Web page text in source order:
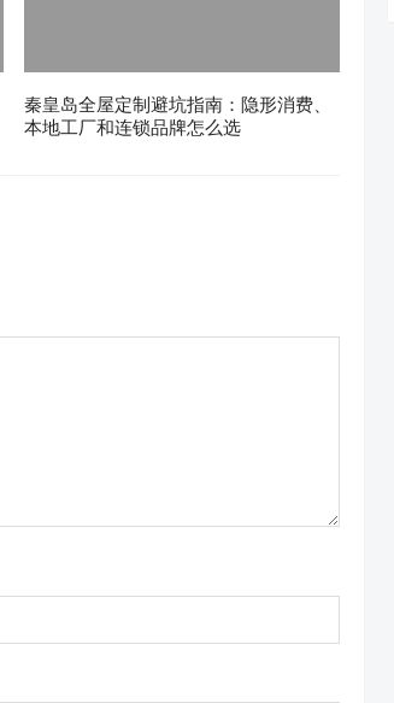
秦皇岛全屋定制避坑指南：隐形消费、
本地工厂和连锁品牌怎么选